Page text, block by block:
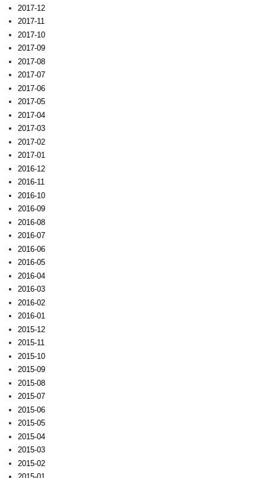
2017-12
2017-11
2017-10
2017-09
2017-08
2017-07
2017-06
2017-05
2017-04
2017-03
2017-02
2017-01
2016-12
2016-11
2016-10
2016-09
2016-08
2016-07
2016-06
2016-05
2016-04
2016-03
2016-02
2016-01
2015-12
2015-11
2015-10
2015-09
2015-08
2015-07
2015-06
2015-05
2015-04
2015-03
2015-02